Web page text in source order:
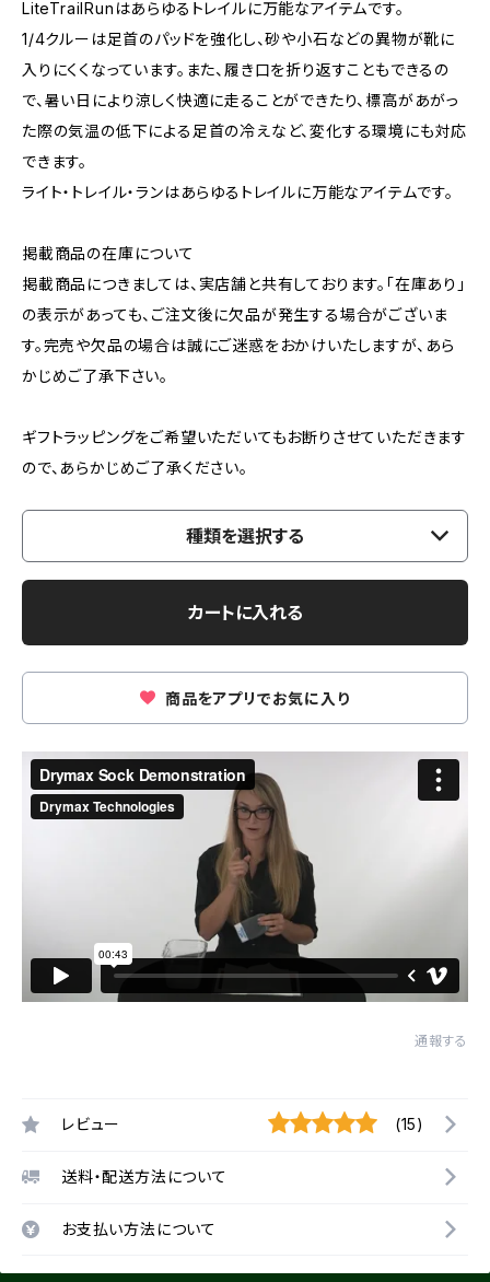
LiteTrailRunはあらゆるトレイルに万能なアイテムです。
1/4クルーは足首のパッドを強化し、砂や小石などの異物が靴に
入りにくくなっています。また、履き口を折り返すこともできるの
で、暑い日により涼しく快適に走ることができたり、標高があがっ
た際の気温の低下による足首の冷えなど、変化する環境にも対応
できます。
ライト・トレイル・ランはあらゆるトレイルに万能なアイテムです。
掲載商品の在庫について
掲載商品につきましては、実店舗と共有しております。「在庫あり」
の表示があっても、ご注文後に欠品が発生する場合がございま
す。完売や欠品の場合は誠にご迷惑をおかけいたしますが、あら
かじめご了承下さい。
ギフトラッピングをご希望いただいてもお断りさせていただきます
ので、あらかじめご了承ください。
種類を選択する
カートに入れる
商品をアプリでお気に入り
通報する
レビュー (15)
送料・配送方法について
お支払い方法について